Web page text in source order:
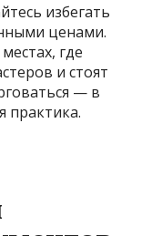
избегать
ценами.
где
и стоят
— в
практика.